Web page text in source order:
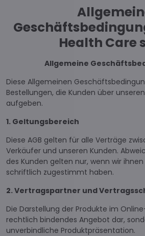
Health Care
Allgemeine
Diese Allgemeinen
Bestellungen, die Kunden über
aufgeben.
1. Geltungsbereich
Diese AGB gelten für alle Verträge
Verkäufer und unseren Kunden.
des Kunden gelten nur, wenn wir
schriftlich zugestimmt haben.
2. Vertragspartner und
Die Darstellung der Produkte im
rechtlich bindendes Angebot dar,
unverbindliche Produktpräsentation.